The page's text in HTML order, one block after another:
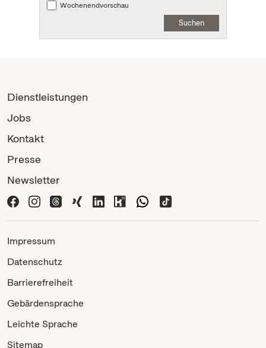
Wochenendvorschau
Suchen
Dienstleistungen
Jobs
Kontakt
Presse
Newsletter
Impressum
Datenschutz
Barrierefreiheit
Gebärdensprache
Leichte Sprache
Sitemap